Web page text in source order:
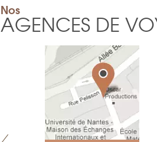
Nos
AGENCES DE